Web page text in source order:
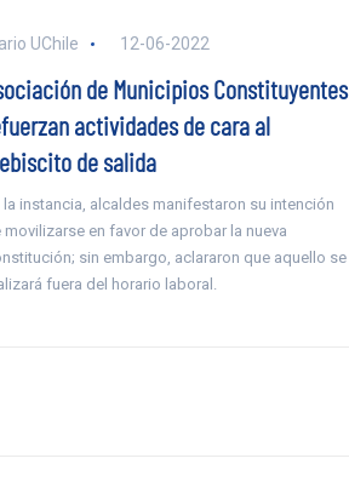
UChile 12-06-2022
de Municipios Constituyentes
actividades de cara al
de salida
la instancia, alcaldes manifestaron su intención
movilizarse en favor de aprobar la nueva
sin embargo, aclararon que aquello se
fuera del horario laboral.